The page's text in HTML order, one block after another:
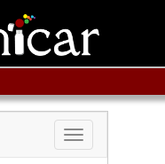
Toggle
navigation